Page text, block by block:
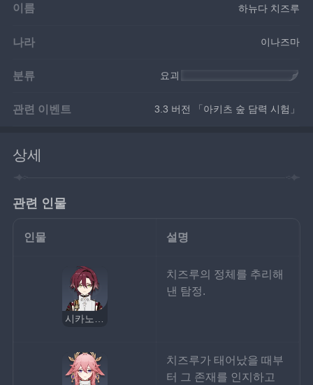
이름 하뉴다 치즈루
나라 이나즈마
분류 요괴 (하고이타의 츠쿠모가미)
관련 이벤트 3.3 버전 「아키츠 숲 담력 시험」
상세
관련 인물
인물 설명
치즈루의 정체를 추리해
낸 탐정.
치즈루가 태어났을 때부
터 그 존재를 인지하고